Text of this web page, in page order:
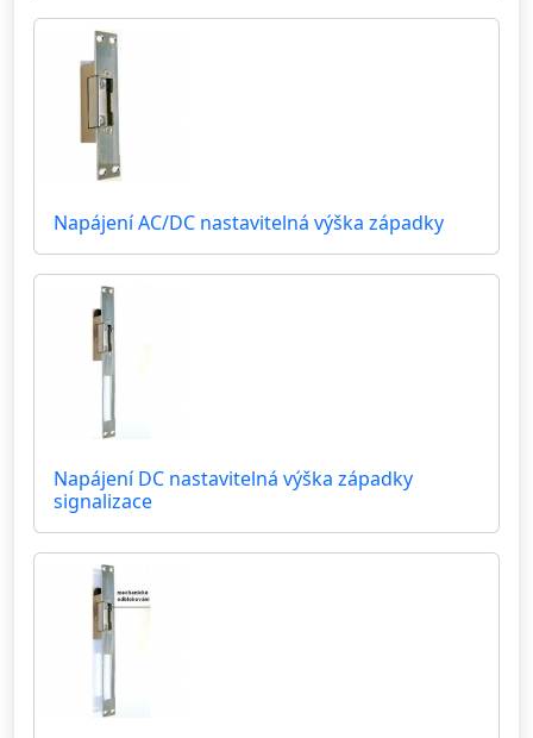
Napájení AC/DC nastavitelná výška západky
Napájení DC nastavitelná výška západky
signalizace